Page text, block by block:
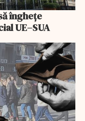
înghețe
UE–SUA